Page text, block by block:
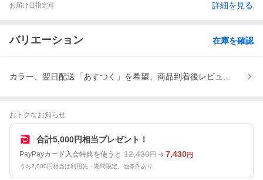
お届け日指定可 詳細を見る
バリエーション 在庫を確認
カラー、翌日配送「あすつく」を希望、商品到着後レビューを書い
おトクなお知らせ
合計5,000円相当プレゼント！
PayPayカード入会特典を使うと 12,430円 7,430円
うち2,000円相当は利用先・期間限定。他条件あり